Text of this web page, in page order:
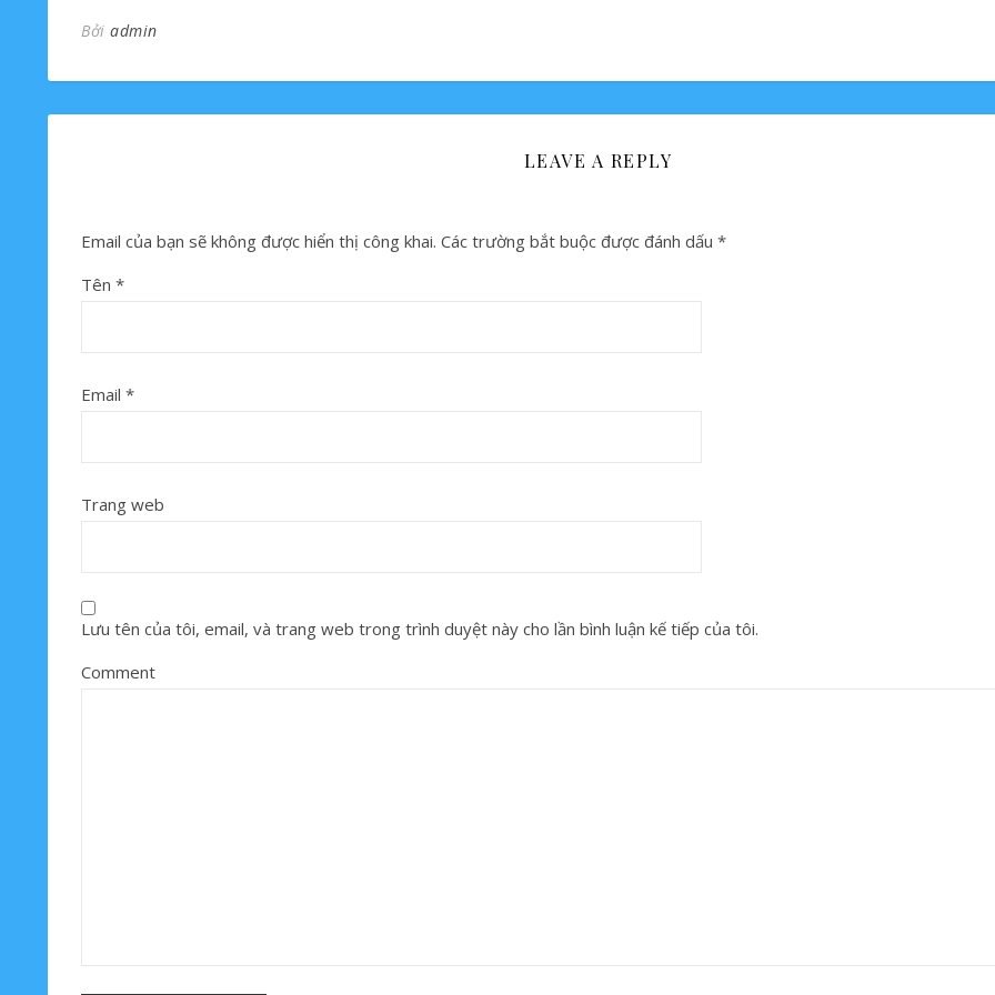
Bởi admin
LEAVE A REPLY
Email của bạn sẽ không được hiển thị công khai. Các trường bắt buộc được đánh dấu *
Tên *
Email *
Trang web
Lưu tên của tôi, email, và trang web trong trình duyệt này cho lần bình luận kế tiếp của tôi.
Comment